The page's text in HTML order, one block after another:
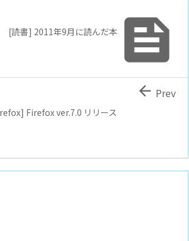

[読書] 2011年9月に読んだ本
Firefox ver.7.0 リリース
 Prev